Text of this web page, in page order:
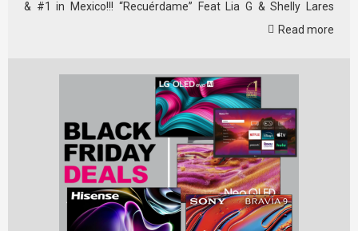
& #1 in Mexico!!! “Recuérdame” Feat Lia G & Shelly Lares
Read more